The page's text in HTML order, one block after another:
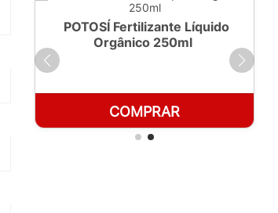
POTOSÍ Fertilizante Líquido
Orgânico 250ml
COMPRAR